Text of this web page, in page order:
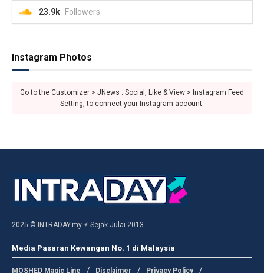
23.9k Followers
Instagram Photos
Go to the Customizer > JNews : Social, Like & View > Instagram Feed
Setting, to connect your Instagram account.
2025 © INTRADAY.my ⚡ Sejak Julai 2013.
Media Pasaran Kewangan No. 1 di Malaysia
MOSHED Magic Line Disclaimer Privacy Policy